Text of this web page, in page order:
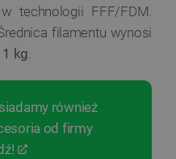
technologii FFF/FDM.
filamentu wynosi
1 kg.
również
od firmy